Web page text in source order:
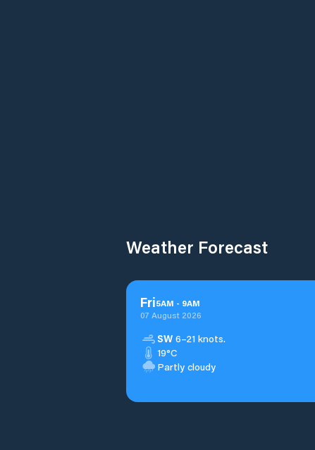
Weather Forecast
Fri5AM - 9AM
07 August 2026
SW 6–21 knots.
19°C
Partly cloudy